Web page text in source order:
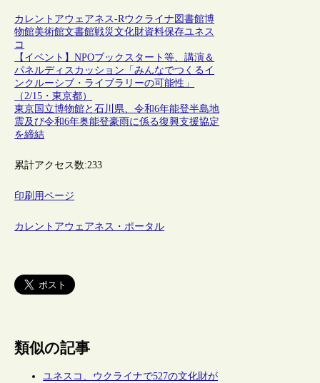
カレントアウェアネス-Rウクライナ 図書館博
物館美術館文書館戦災文化財資料保存ユネス
コ
【イベント】NPOブックスタート等、講演＆
パネルディスカッション「みんなでつくるイ
ンクルーシブ・ライブラリーの可能性」
（2/15・東京都）
東京国立博物館と石川県、令和6年能登半島地
震及び令和6年奥能登豪雨に係る復興支援協定
を締結
累計アクセス数:233
印刷用ページ
カレントアウェアネス・ポータル
類似の記事
ユネスコ、ウクライナで527の文化財が